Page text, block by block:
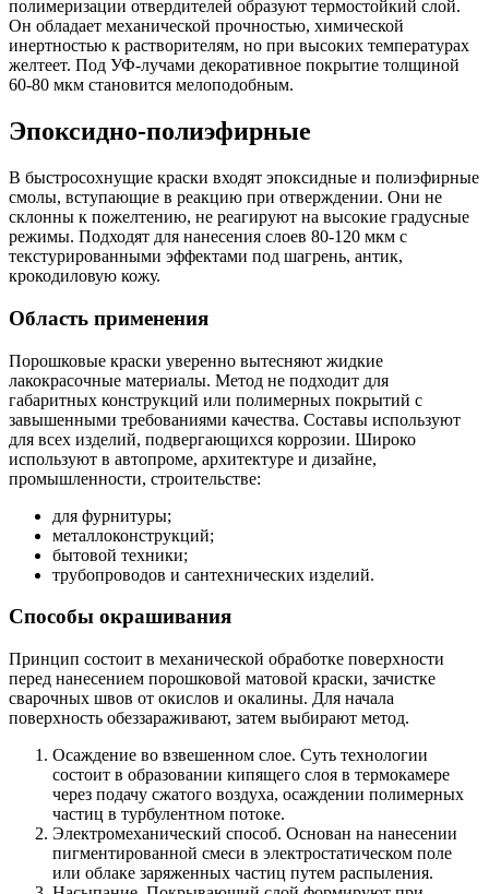
полимеризации отвердителей образуют термостойкий слой.
Он обладает механической прочностью, химической
инертностью к растворителям, но при высоких температурах
желтеет. Под УФ-лучами декоративное покрытие толщиной
60-80 мкм становится мелоподобным.
Эпоксидно-полиэфирные
В быстросохнущие краски входят эпоксидные и полиэфирные
смолы, вступающие в реакцию при отверждении. Они не
склонны к пожелтению, не реагируют на высокие градусные
режимы. Подходят для нанесения слоев 80-120 мкм с
текстурированными эффектами под шагрень, антик,
крокодиловую кожу.
Область применения
Порошковые краски уверенно вытесняют жидкие
лакокрасочные материалы. Метод не подходит для
габаритных конструкций или полимерных покрытий с
завышенными требованиями качества. Составы используют
для всех изделий, подвергающихся коррозии. Широко
используют в автопроме, архитектуре и дизайне,
промышленности, строительстве:
для фурнитуры;
металлоконструкций;
бытовой техники;
трубопроводов и сантехнических изделий.
Способы окрашивания
Принцип состоит в механической обработке поверхности
перед нанесением порошковой матовой краски, зачистке
сварочных швов от окислов и окалины. Для начала
поверхность обеззараживают, затем выбирают метод.
Осаждение во взвешенном слое. Суть технологии
состоит в образовании кипящего слоя в термокамере
через подачу сжатого воздуха, осаждении полимерных
частиц в турбулентном потоке.
Электромеханический способ. Основан на нанесении
пигментированной смеси в электростатическом поле
или облаке заряженных частиц путем распыления.